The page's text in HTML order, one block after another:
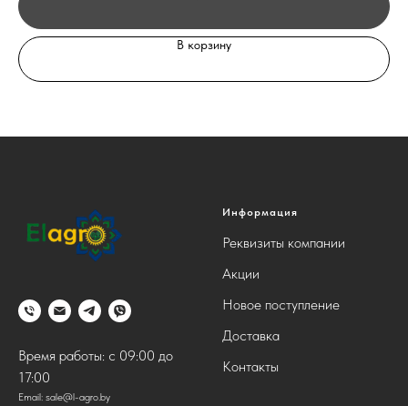
В корзину
Время работы: с 09:00 до
17:00
Email: sale@l-agro.by
Информация
Реквизиты компании
Акции
Новое поступление
Доставка
Контакты